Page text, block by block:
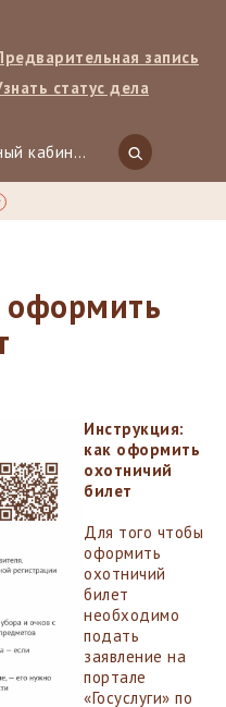
запись
статус дела
Личный кабинет
оформить
Инструкция:
как оформить
охотничий
билет
Для того чтобы
оформить
охотничий
билет
необходимо
подать
заявление на
портале
«Госуслуги» по